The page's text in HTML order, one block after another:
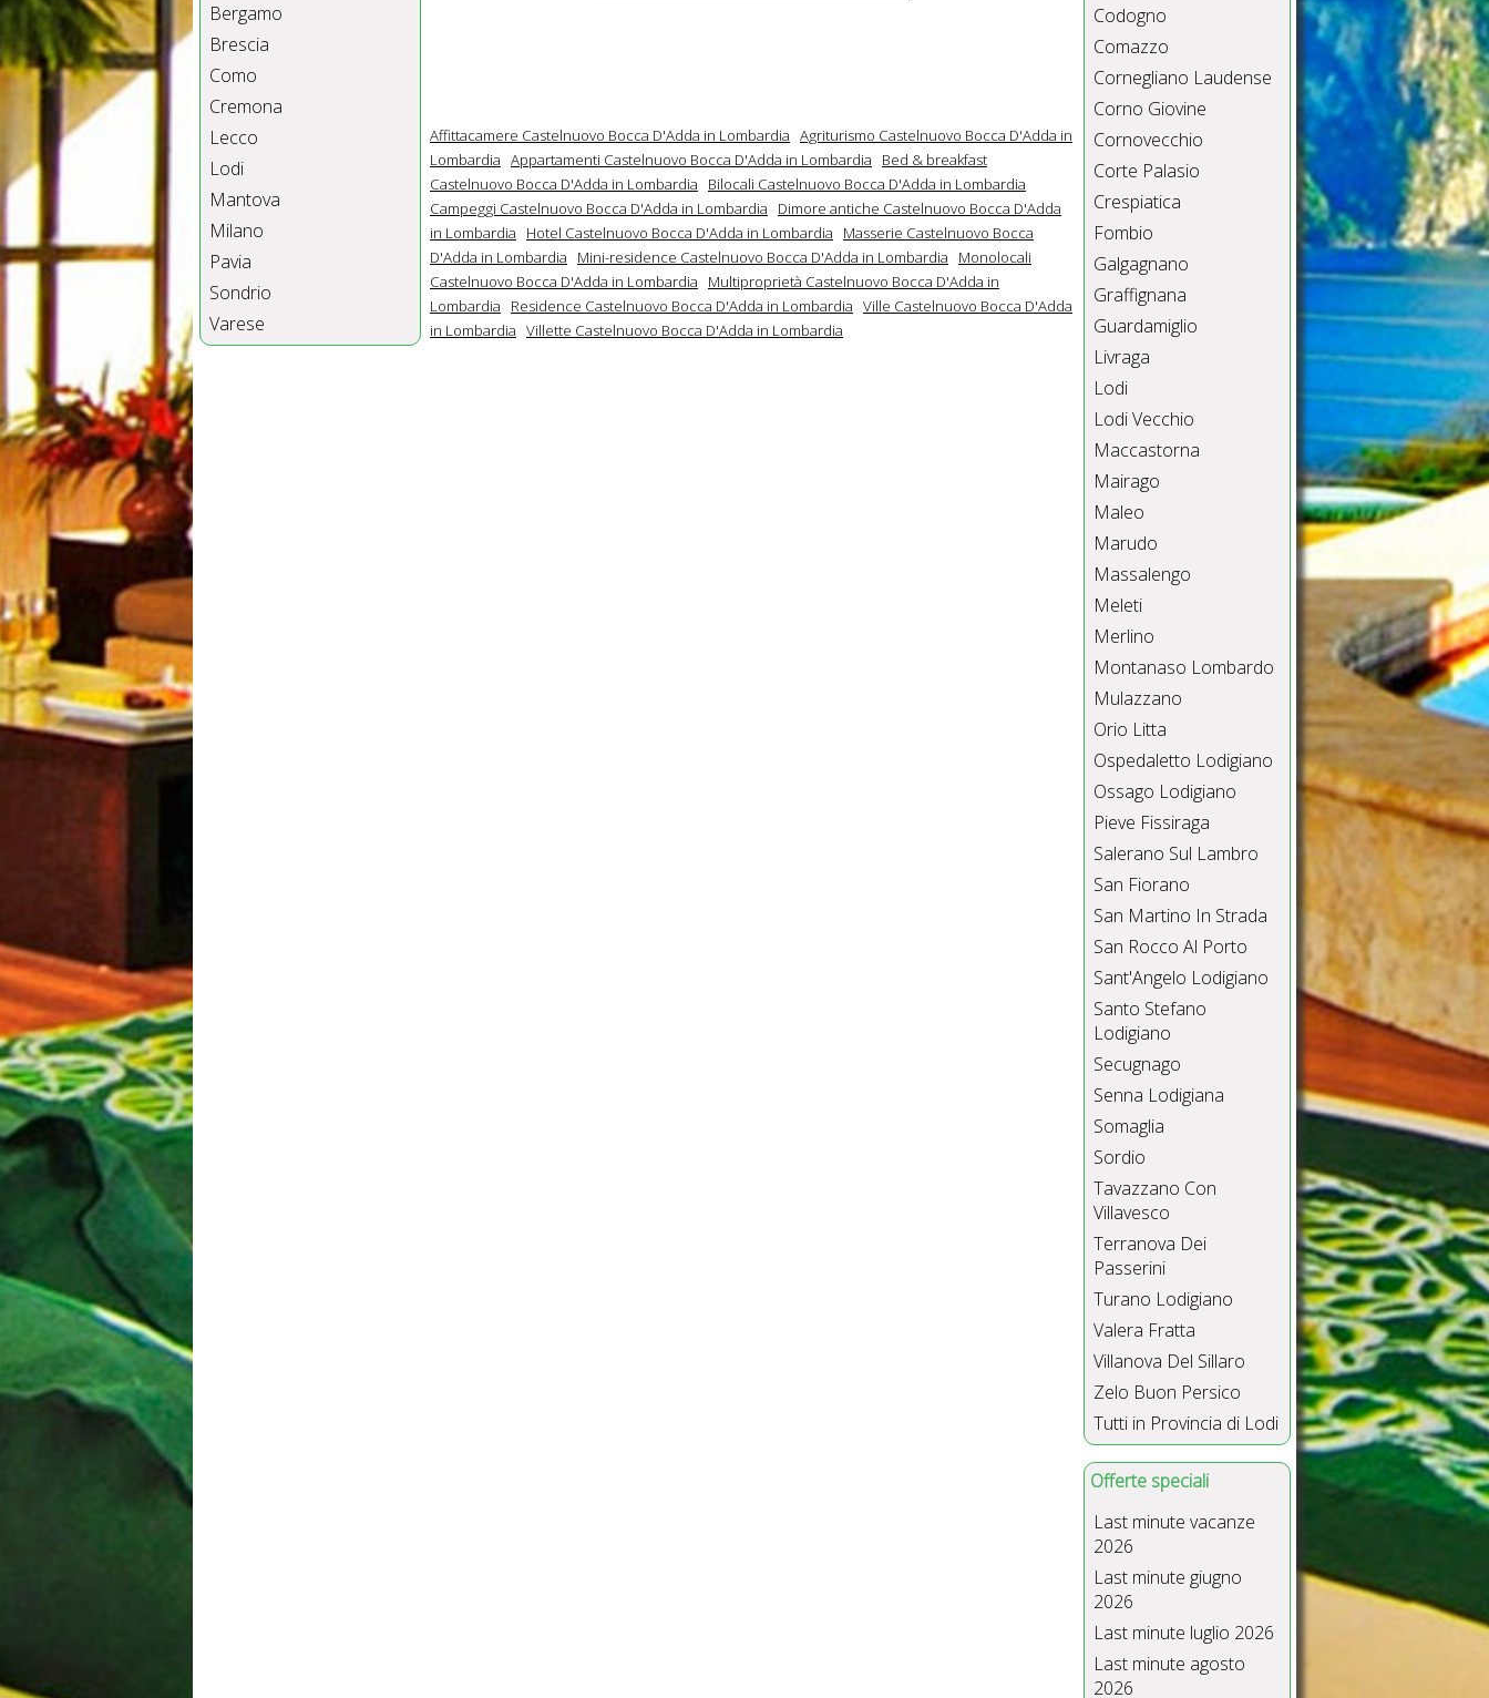
Bergamo
Brescia
Como
Cremona
Lecco
Lodi
Mantova
Milano
Pavia
Sondrio
Varese
Affittacamere Castelnuovo Bocca D'Adda in Lombardia Agriturismo Castelnuovo Bocca D'Adda in
Lombardia Appartamenti Castelnuovo Bocca D'Adda in Lombardia
Bed & breakfast
Castelnuovo Bocca D'Adda in Lombardia
Bilocali Castelnuovo Bocca D'Adda in Lombardia
Campeggi Castelnuovo Bocca D'Adda in Lombardia
Dimore antiche Castelnuovo Bocca D'Adda
in Lombardia
Hotel Castelnuovo Bocca D'Adda in Lombardia
Masserie Castelnuovo Bocca
D'Adda in Lombardia
Mini-residence Castelnuovo Bocca D'Adda in Lombardia
Monolocali
Castelnuovo Bocca D'Adda in Lombardia
Multiproprietà Castelnuovo Bocca D'Adda in
Lombardia
Residence Castelnuovo Bocca D'Adda in Lombardia Ville Castelnuovo Bocca D'Adda
in Lombardia Villette Castelnuovo Bocca D'Adda in Lombardia
Codogno
Comazzo
Cornegliano Laudense
Corno Giovine
Cornovecchio
Corte Palasio
Crespiatica
Fombio
Galgagnano
Graffignana
Guardamiglio
Livraga
Lodi
Lodi Vecchio
Maccastorna
Mairago
Maleo
Marudo
Massalengo
Meleti
Merlino
Montanaso Lombardo
Mulazzano
Orio Litta
Ospedaletto Lodigiano
Ossago Lodigiano
Pieve Fissiraga
Salerano Sul Lambro
San Fiorano
San Martino In Strada
San Rocco Al Porto
Sant'Angelo Lodigiano
Santo Stefano
Lodigiano
Secugnago
Senna Lodigiana
Somaglia
Sordio
Tavazzano Con
Villavesco
Terranova Dei
Passerini
Turano Lodigiano
Valera Fratta
Villanova Del Sillaro
Zelo Buon Persico
Tutti in Provincia di Lodi
Offerte speciali
Last minute vacanze
2026
Last minute giugno
2026
Last minute luglio 2026
Last minute agosto
2026